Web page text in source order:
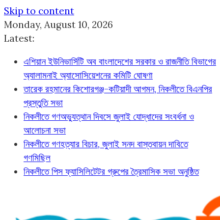
Skip to content
Monday, August 10, 2026
Latest:
এশিয়ান ইউনিভার্সিটি অব বাংলাদেশের সরকার ও রাজনীতি বিভাগের
অ্যালামনাই অ্যাসোসিয়েশনের কমিটি ঘোষণা
তারেক রহমানের কিশোরগঞ্জ-কটিয়াদী আগমন, নিকলীতে বিএনপির
প্রস্তুতি সভা
নিকলীতে গণঅভ্যুত্থান দিবসে জুলাই যোদ্ধাদের সংবর্ধনা ও
আলোচনা সভা
নিকলীতে গণহত্যার বিচার, জুলাই সনদ বাস্তবায়ন দাবিতে
গণমিছিল
নিকলীতে পিস ফ্যাসিলিটেটর গ্রুপের ত্রৈমাসিক সভা অনুষ্ঠিত